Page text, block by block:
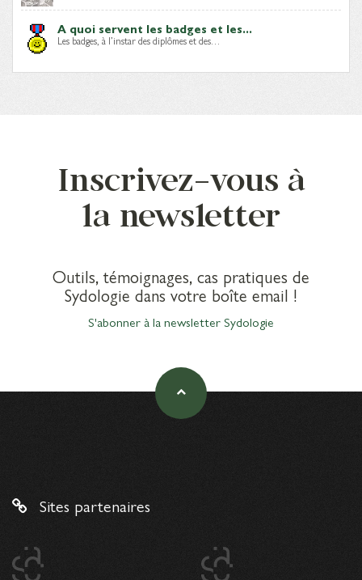
A quoi servent les badges et les...
Les badges, à l’instar des diplômes et des…
Inscrivez-vous à
la newsletter
Outils, témoignages, cas pratiques de
Sydologie dans votre boîte email !
S'abonner à la newsletter Sydologie
Sites partenaires